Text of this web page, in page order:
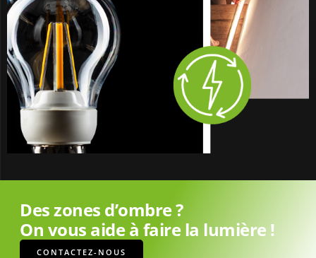
Des zones d’ombre ?
On vous aide à faire la lumière !
CONTACTEZ-NOUS